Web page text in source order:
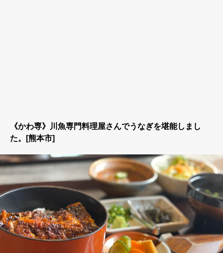
《かわ専》川魚専門料理屋さんでうなぎを堪能しまし
た。[熊本市]